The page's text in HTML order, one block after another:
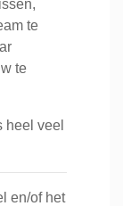
te
te
heel veel
en/of het